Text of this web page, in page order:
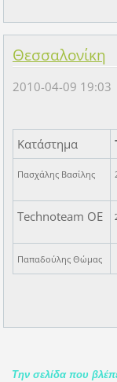
Θεσσαλονίκη
2010-04-09 19:03
Κατάστημα
Πασχάλης Βασίλης
Technoteam ΟΕ
Παπαδούλης Θώμας
Την σελίδα που